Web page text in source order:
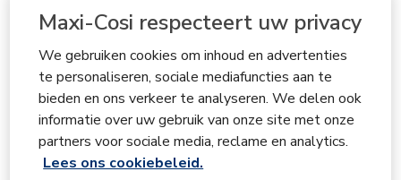
Maxi-Cosi respecteert uw privacy
We gebruiken cookies om inhoud en advertenties
te personaliseren, sociale mediafuncties aan te
bieden en ons verkeer te analyseren. We delen ook
informatie over uw gebruik van onze site met onze
partners voor sociale media, reclame en analytics.
Lees ons cookiebeleid.
Wat zit er in de doos
FAQ's
Handleidingen